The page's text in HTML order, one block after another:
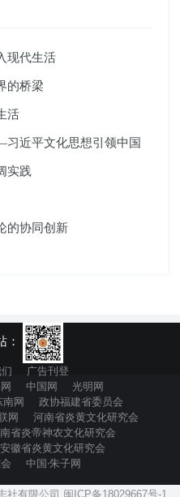
现代生活
的桥梁
活
近平文化思想引领中国
实践
的协同创新
：
广告刊登
中国网
光明网
南网
政协福建省委员会
网
河南省炎黄文化研究会
省炎帝神农文化研究会
安徽省炎黄文化研究会
中国·朱子网
有限公司 闽ICP备18029667号-1